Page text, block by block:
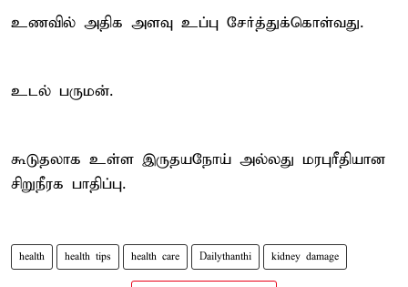
உணவில் அதிக அளவு உப்பு சேர்த்துக்கொள்வது.
உடல் பருமன்.
கூடுதலாக உள்ள இருதயநோய் அல்லது மரபுரீதியான
சிறுநீரக பாதிப்பு.
health health tips health care Dailythanthi kidney damage